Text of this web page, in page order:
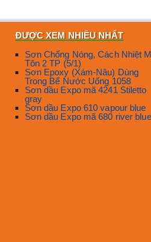
ĐƯỢC XEM NHIỀU NHẤT
Sơn Chống Nóng, Cách Nhiệt
Tôn 2 TP (5/1)
Sơn Epoxy (Xám-Nâu) Dùng
Trong Bể Nước Uống 1058
Sơn dầu Expo mã 4241 Stiletto
gray
Sơn dầu Expo 610 vapour blue
Sơn dầu Expo mã 680 river blue